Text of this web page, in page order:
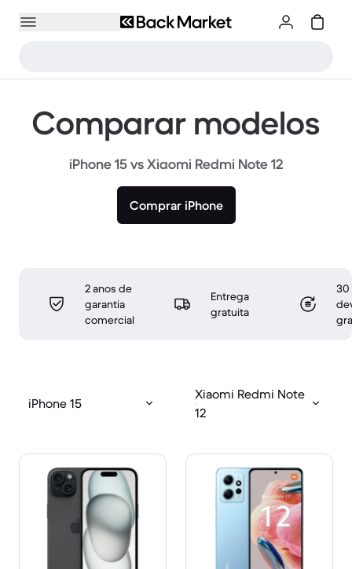
Comparar modelos
iPhone 15 vs Xiaomi Redmi Note 12
Comprar iPhone
2 anos de
garantia
comercial
Entrega
gratuita
30
iPhone 15
Xiaomi Redmi Note
12